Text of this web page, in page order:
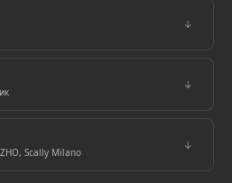
↓
↓
Scally Milano
↓